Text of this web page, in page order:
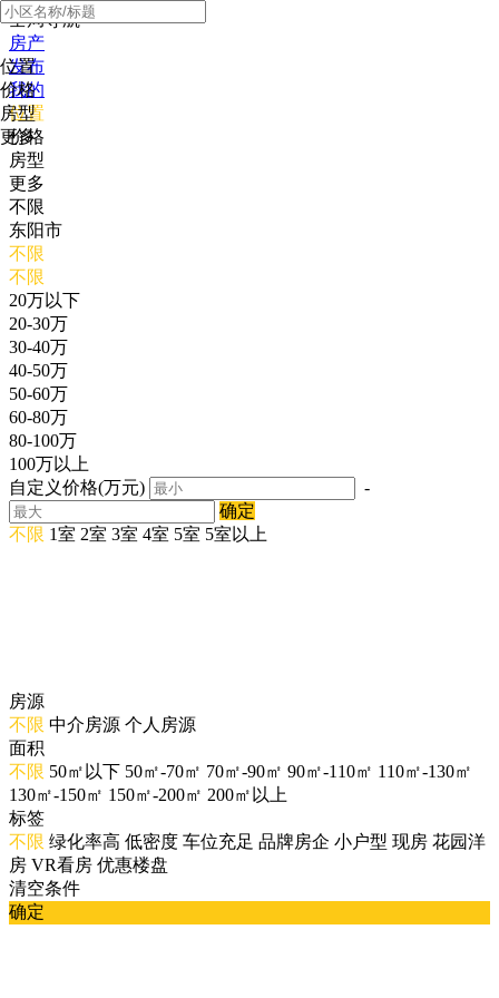
全局导航
房产
发布
我的
位置
价格
房型
更多
位置
价格
房型
更多
不限
东阳市
不限
不限
20万以下
20-30万
30-40万
40-50万
50-60万
60-80万
80-100万
100万以上
自定义价格(万元)
-
确定
不限 1室 2室 3室 4室 5室 5室以上
房源
不限 中介房源 个人房源
面积
不限 50㎡以下 50㎡-70㎡ 70㎡-90㎡ 90㎡-110㎡ 110㎡-130㎡
130㎡-150㎡ 150㎡-200㎡ 200㎡以上
标签
不限 绿化率高 低密度 车位充足 品牌房企 小户型 现房 花园洋
房 VR看房 优惠楼盘
清空条件
确定